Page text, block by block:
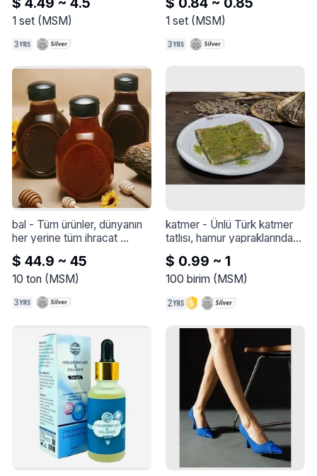
1 set( MSM) 1 set ( MSM)
bal - Tüm ürünler, dünyanın
her yerine tüm ihracat
taleplerini karşılamaya hazır
olarak, çok yüksek kalite ve
en iyi standart özelliklerle
$ 44.9 ~ 45
10 ton ( MSM)
katmer - Ünlü Türk katmer
tatlısı, hamur yapraklarından
oluşur ve içi yeşil Antep
fıstığı ve doğal süt kreması
ile doldurulmuştur.
$ 0.99 ~ 1
100 birim ( MSM)